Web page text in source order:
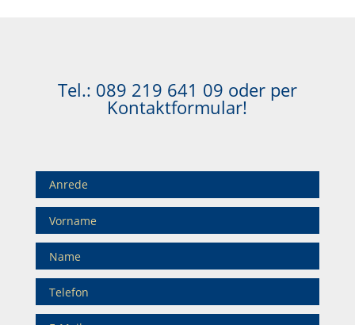
Tel.: 089 219 641 09 oder per
Kontaktformular!